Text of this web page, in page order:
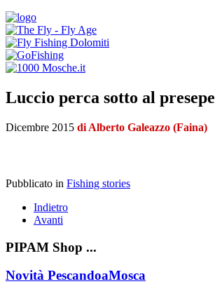
Luccio perca sotto al presepe
Dicembre 2015 di Alberto Galeazzo (Faina)
Pubblicato in Fishing stories
Indietro
Avanti
PIPAM Shop ...
Novità PescandoaMosca